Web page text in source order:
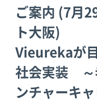
ビス
Vieureka
Manager
メラ
スターターキ
パート
品
AIカメ
介護施設
工場
オフィス
商業施設
倉庫
ご案内 (7月
ト大阪)
Vieurekaが
社会実装 ～
ンチャーキ